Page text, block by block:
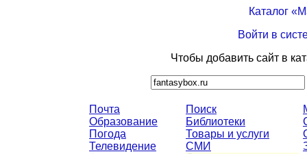
Каталог
Войти в
Чтобы добавить сайт в
Почта
Образование
Погода
Телевидение
Поиск
Библиотеки
Товары и услуги
СМИ